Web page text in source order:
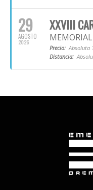
29
AGOSTO
2026
XXVIII
Precio: Absoluta
Distancia: